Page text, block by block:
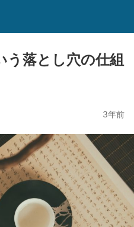
う落とし穴の仕組
3年前